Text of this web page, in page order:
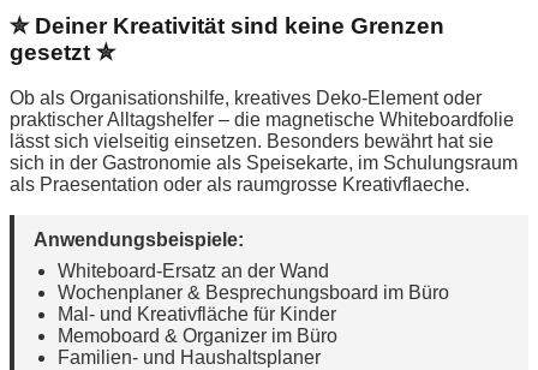
✮ Deiner Kreativität sind keine Grenzen
gesetzt ✮
Ob als Organisationshilfe, kreatives Deko-Element oder
praktischer Alltagshelfer – die magnetische Whiteboardfolie
lässt sich vielseitig einsetzen. Besonders bewährt hat sie
sich in der Gastronomie als Speisekarte, im Schulungsraum
als Praesentation oder als raumgrosse Kreativflaeche.
Anwendungsbeispiele:
Whiteboard-Ersatz an der Wand
Wochenplaner & Besprechungsboard im Büro
Mal- und Kreativfläche für Kinder
Memoboard & Organizer im Büro
Familien- und Haushaltsplaner